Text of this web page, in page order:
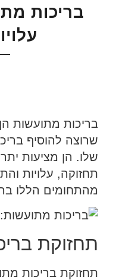
בריכות
בריכות מתועשות
שרוצה להוסיף
שלו. הן מציעות
תחזוקה, עלויות
מהתחומים הללו
תחזוקת
תחזוקת בריכות